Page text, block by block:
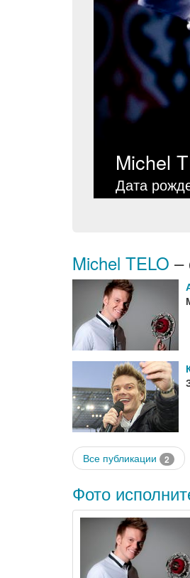
Michel
Дата
Michel TELO –
Все публикации 2
Фото